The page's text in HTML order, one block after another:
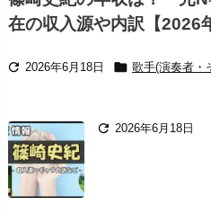
在の収入源や内訳【2026
 2026年6月18日  歌手(演奏者・
 2026年6月18日